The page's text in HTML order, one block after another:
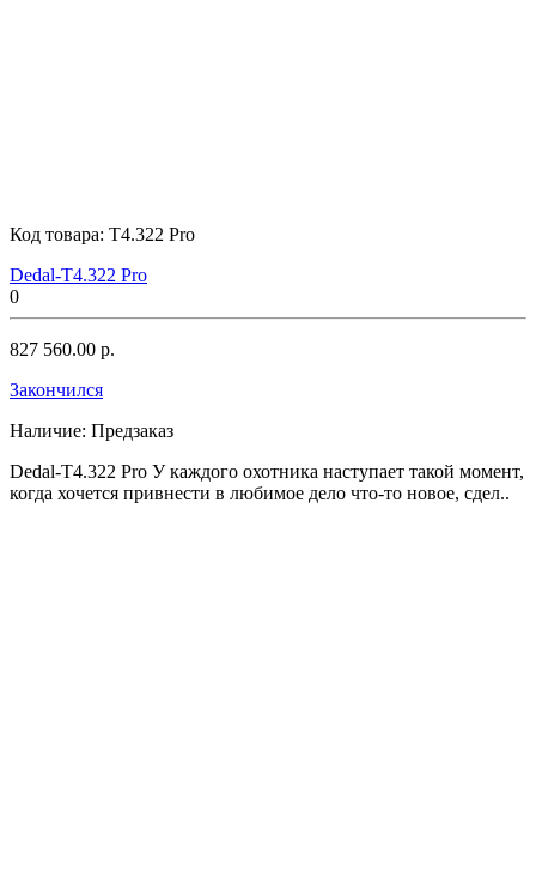
Код товара: T4.322 Pro
Dedal-T4.322 Pro
0
827 560.00 р.
Закончился
Наличие: Предзаказ
Dedal-T4.322 Pro У каждого охотника наступает такой момент,
когда хочется привнести в любимое дело что-то новое, сдел..